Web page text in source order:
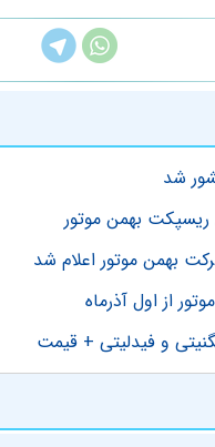
بهمن موتور
بهمن موتور اعلام شد
از اول آذرماه
و فیدلیتی + قیمت